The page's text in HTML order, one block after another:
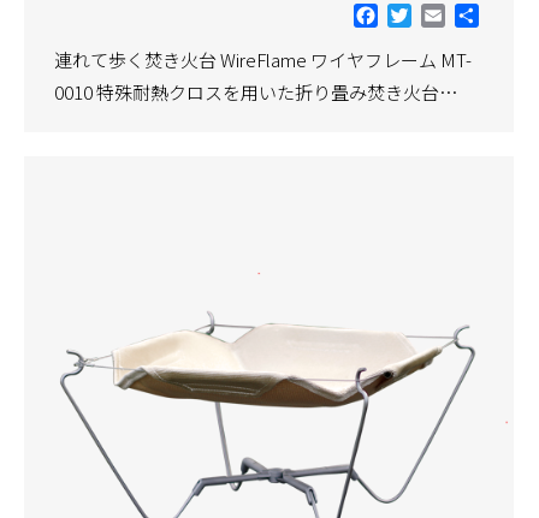
Facebook
Twitter
Email
連れて歩く焚き火台 WireFlame ワイヤフレーム MT-
0010 特殊耐熱クロスを用いた折り畳み焚き火台…